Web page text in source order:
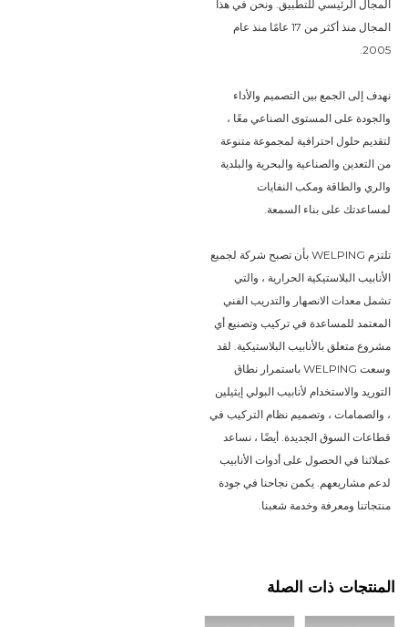
المجال الرئيسي للتطبيق. ونحن في هذا
المجال منذ أكثر من 17 عامًا منذ عام
2005.
نهدف إلى الجمع بين التصميم والأداء
والجودة على المستوى الصناعي معًا ،
لتقديم حلول احترافية لمجموعة متنوعة
من التعدين والصناعية والبحرية والبلدية
والري والطاقة ومكب النفايات
لمساعدتك على بناء السمعة.
تلتزم WELPING بأن تصبح شركة لجميع
الأنابيب البلاستيكية الحرارية ، والتي
تشمل معدات الانصهار والتدريب الفني
المعتمد للمساعدة في تركيب وتصنيع أي
مشروع متعلق بالأنابيب البلاستيكية. لقد
وسعت WELPING باستمرار نطاق
التوريد والاستخدام لأنابيب البولي إيثيلين
، والصمامات ، وتصميم نظام التركيب في
قطاعات السوق الجديدة. أيضًا ، نساعد
عملائنا في الحصول على أدوات الأنابيب
لدعم مشاريعهم. يكمن نجاحنا في جودة
منتجاتنا ومعرفة وخدمة شعبنا.
المنتجات ذات الصلة